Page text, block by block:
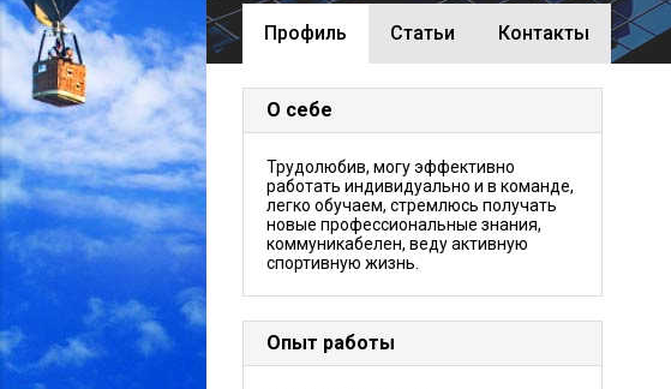
Профиль Cтатьи Контакты
О себе
Трудолюбив, могу эффективно
работать индивидуально и в команде,
легко обучаем, стремлюсь получать
новые профессиональные знания,
коммуникабелен, веду активную
спортивную жизнь.
Опыт работы